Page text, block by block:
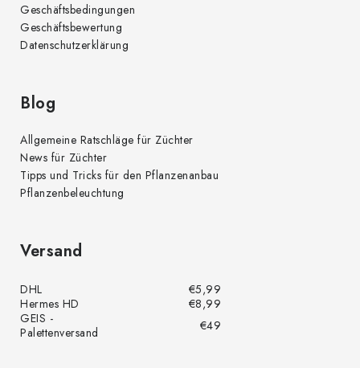
Geschäftsbedingungen
Geschäftsbewertung
Datenschutzerklärung
Blog
Allgemeine Ratschläge für Züchter
News für Züchter
Tipps und Tricks für den Pflanzenanbau
Pflanzenbeleuchtung
Versand
DHL
€5,99
Hermes HD
€8,99
GEIS -
Palettenversand
€49